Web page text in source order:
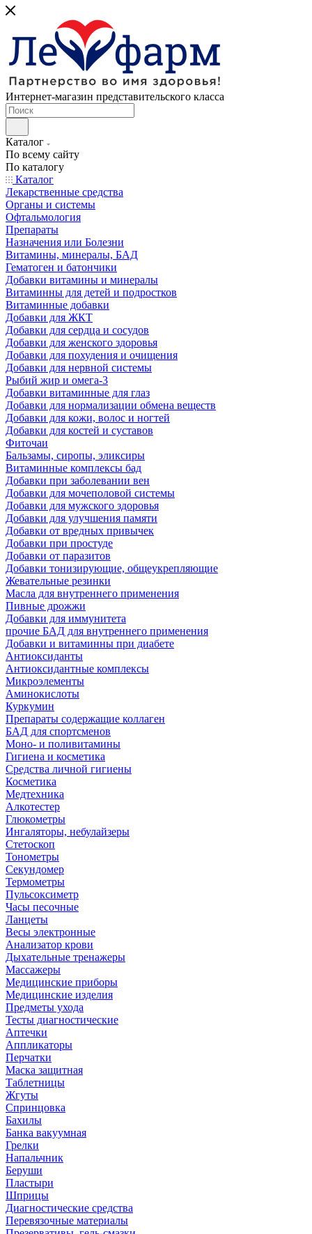
Интернет-магазин представительского класса
Каталог
По всему сайту
По каталогу
Каталог
Лекарственные средства
Органы и системы
Офтальмология
Препараты
Назначения или Болезни
Витамины, минералы, БАД
Гематоген и батончики
Добавки витамины и минералы
Витаминны для детей и подростков
Витаминные добавки
Добавки для ЖКТ
Добавки для сердца и сосудов
Добавки для женского здоровья
Добавки для похудения и очищения
Добавки для нервной системы
Рыбий жир и омега-3
Добавки витаминные для глаз
Добавки для нормализации обмена веществ
Добавки для кожи, волос и ногтей
Добавки для костей и суставов
Фиточаи
Бальзамы, сиропы, эликсиры
Витаминные комплексы бад
Добавки при заболевании вен
Добавки для мочеполовой системы
Добавки для мужского здоровья
Добавки для улучшения памяти
Добавки от вредных привычек
Добавки при простуде
Добавки от паразитов
Добавки тонизирующие, общеукрепляющие
Жевательные резинки
Масла для внутреннего применения
Пивные дрожжи
Добавки для иммунитета
прочие БАД для внутреннего применения
Добавки и витаминны при диабете
Антиоксиданты
Антиоксидантные комплексы
Микроэлементы
Аминокислоты
Куркумин
Препараты содержащие коллаген
БАД для спортсменов
Моно- и поливитамины
Гигиена и косметика
Средства личной гигиены
Косметика
Медтехника
Алкотестер
Глюкометры
Ингаляторы, небулайзеры
Стетоскоп
Тонометры
Секундомер
Термометры
Пульсоксиметр
Часы песочные
Ланцеты
Весы электронные
Анализатор крови
Дыхательные тренажеры
Массажеры
Медицинские приборы
Медицинские изделия
Предметы ухода
Тесты диагностические
Аптечки
Аппликаторы
Перчатки
Маска защитная
Таблетницы
Жгуты
Спринцовка
Бахилы
Банка вакуумная
Грелки
Напальчник
Беруши
Пластыри
Шприцы
Диагностические средства
Перевязочные материалы